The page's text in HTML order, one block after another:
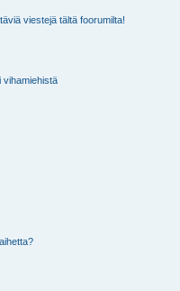
viestejä tältä foorumilta!
vihamiehistä